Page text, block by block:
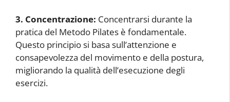
3. Concentrazione: Concentrarsi durante la
pratica del Metodo Pilates è fondamentale.
Questo principio si basa sull’attenzione e
consapevolezza del movimento e della postura,
migliorando la qualità dell’esecuzione degli
esercizi.